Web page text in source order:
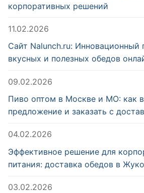
корпоративных решений
11.02.2026
Сайт Nalunch.ru: Инновационный
вкусных и полезных обедов
09.02.2026
Пиво оптом в Москве и МО: как
предложение и заказать с
04.02.2026
Эффективное решение для
питания: доставка обедов в
03.02.2026